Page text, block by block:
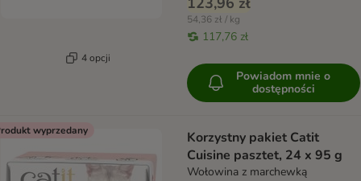
4 opcji
54,36 zł / kg
117,76 zł
Powiadom mnie o
dostępności
wyprzedany
Korzystny pakiet Catit
Cuisine pasztet, 24 x 95 g
Wołowina z marchewką